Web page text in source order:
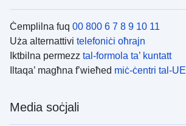
Ċemplilna fuq 00 800 6 7 8 9 10 11
Uża alternattivi telefoniċi oħrajn
Iktbilna permezz tal-formola ta’ kuntatt
Iltaqa’ magħna f’wieħed miċ-ċentri tal-UE
Media soċjali